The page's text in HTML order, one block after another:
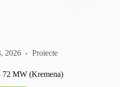
2026 Proiecte
72 MW (Kremena)